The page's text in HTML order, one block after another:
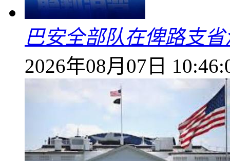
巴安全部队在俾路支
2026年08月07日